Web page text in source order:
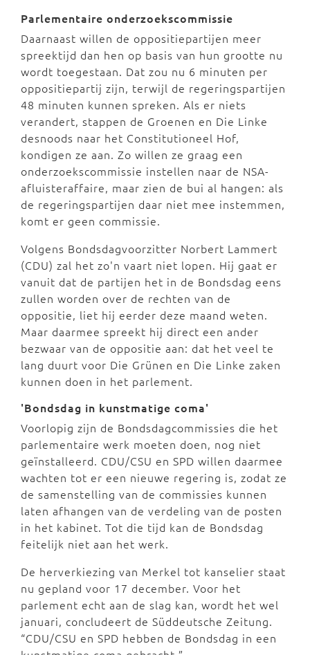
Parlementaire onderzoekscommissie
Daarnaast willen de oppositiepartijen meer
spreektijd dan hen op basis van hun grootte nu
wordt toegestaan. Dat zou nu 6 minuten per
oppositiepartij zijn, terwijl de regeringspartijen
48 minuten kunnen spreken. Als er niets
verandert, stappen de Groenen en Die Linke
desnoods naar het Constitutioneel Hof,
kondigen ze aan. Zo willen ze graag een
onderzoekscommissie instellen naar de NSA-
afluisteraffaire, maar zien de bui al hangen: als
de regeringspartijen daar niet mee instemmen,
komt er geen commissie.
Volgens Bondsdagvoorzitter Norbert Lammert
(CDU) zal het zo'n vaart niet lopen. Hij gaat er
vanuit dat de partijen het in de Bondsdag eens
zullen worden over de rechten van de
oppositie, liet hij eerder deze maand weten.
Maar daarmee spreekt hij direct een ander
bezwaar van de oppositie aan: dat het veel te
lang duurt voor Die Grünen en Die Linke zaken
kunnen doen in het parlement.
'Bondsdag in kunstmatige coma'
Voorlopig zijn de Bondsdagcommissies die het
parlementaire werk moeten doen, nog niet
geïnstalleerd. CDU/CSU en SPD willen daarmee
wachten tot er een nieuwe regering is, zodat ze
de samenstelling van de commissies kunnen
laten afhangen van de verdeling van de posten
in het kabinet. Tot die tijd kan de Bondsdag
feitelijk niet aan het werk.
De herverkiezing van Merkel tot kanselier staat
nu gepland voor 17 december. Voor het
parlement echt aan de slag kan, wordt het wel
januari, concludeert de Süddeutsche Zeitung.
“CDU/CSU en SPD hebben de Bondsdag in een